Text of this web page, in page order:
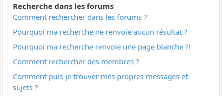
Recherche dans les forums
Comment rechercher dans les forums ?
Pourquoi ma recherche ne renvoie aucun résultat ?
Pourquoi ma recherche renvoie une page blanche ?!
Comment rechercher des membres ?
Comment puis-je trouver mes propres messages et
sujets ?